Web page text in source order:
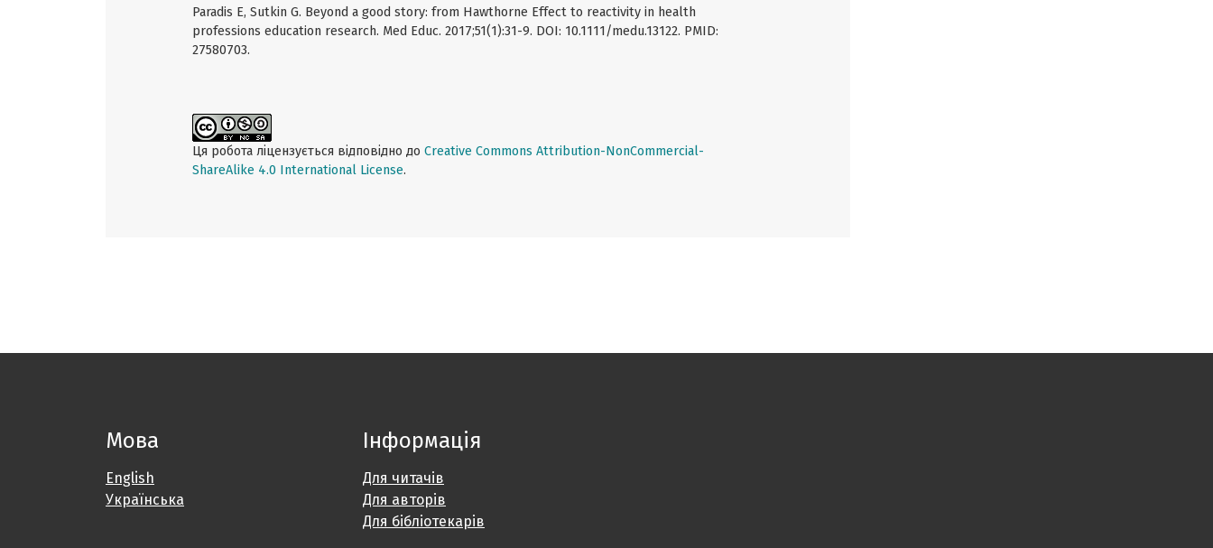
Paradis E, Sutkin G. Beyond a good story: from Hawthorne Effect to reactivity in health
professions education research. Med Educ. 2017;51(1):31-9. DOI: 10.1111/medu.13122. PMID:
27580703.
Ця робота ліцензується відповідно до Creative Commons Attribution-NonCommercial-
ShareAlike 4.0 International License.
Мова
English
Українська
Інформація
Для читачів
Для авторів
Для бібліотекарів